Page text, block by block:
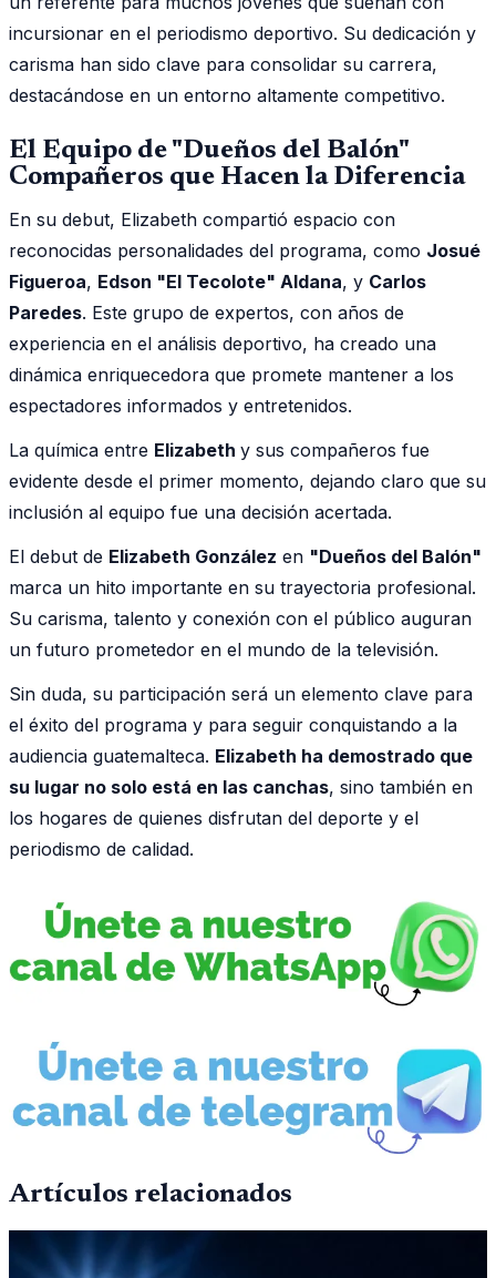
incursionar en el periodismo deportivo. Su dedicación y
carisma han sido clave para consolidar su carrera,
destacándose en un entorno altamente competitivo.
El Equipo de "Dueños del Balón"
Compañeros que Hacen la Diferencia
En su debut, Elizabeth compartió espacio con
reconocidas personalidades del programa, como Josué
Figueroa, Edson "El Tecolote" Aldana, y Carlos
Paredes. Este grupo de expertos, con años de
experiencia en el análisis deportivo, ha creado una
dinámica enriquecedora que promete mantener a los
espectadores informados y entretenidos.
La química entre Elizabeth y sus compañeros fue
evidente desde el primer momento, dejando claro que su
inclusión al equipo fue una decisión acertada.
El debut de Elizabeth González en "Dueños del Balón"
marca un hito importante en su trayectoria profesional.
Su carisma, talento y conexión con el público auguran
un futuro prometedor en el mundo de la televisión.
Sin duda, su participación será un elemento clave para
el éxito del programa y para seguir conquistando a la
audiencia guatemalteca. Elizabeth ha demostrado que
su lugar no solo está en las canchas, sino también en
los hogares de quienes disfrutan del deporte y el
periodismo de calidad.
Artículos relacionados